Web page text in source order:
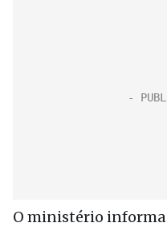
O ministério informa